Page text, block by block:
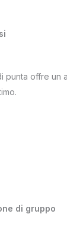
punta offre un
di gruppo